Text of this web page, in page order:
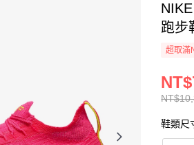
跑步
超取滿
鞋類尺